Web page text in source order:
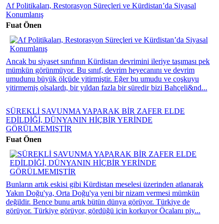
Af Politikaları, Restorasyon Süreçleri ve Kürdistan’da Siyasal
Konumlanış
Fuat Önen
Ancak bu siyaset sınıfının Kürdistan devrimini ileriye taşıması pek
mümkün görünmüyor. Bu sınıf, devrim heyecanını ve devrim
umudunu büyük ölçüde yitirmiştir. Eğer bu umudu ve coşkuyu
yitirmemiş olsalardı, bir yıldan fazla bir süredir bizi Bahçeli&nd...
SÜREKLİ SAVUNMA YAPARAK BİR ZAFER ELDE
EDİLDİĞİ, DÜNYANIN HİÇBİR YERİNDE
GÖRÜLMEMIŞTİR
Fuat Önen
Bunların artık eskisi gibi Kürdistan meselesi üzerinden atlanarak
Yakın Doğu'ya, Orta Doğu'ya yeni bir nizam vermesi mümkün
değildir. Bence bunu artık bütün dünya görüyor. Türkiye de
görüyor. Türkiye görüyor, gördüğü için korkuyor Öcalanı piy...